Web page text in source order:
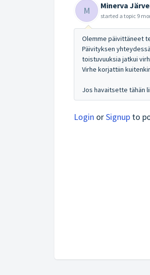
M Minerva
started a topic 9
Olemme päivittäneet
Päivityksen
toistuvuuksia jatkui
Virhe korjattiin
Jos havaitsette tähän
Login orSignup to